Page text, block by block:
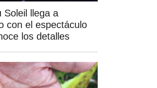
Soleil llega a
con el espectáculo
los detalles